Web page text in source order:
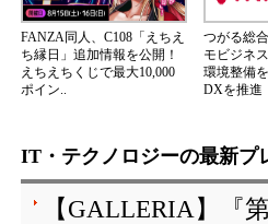
FANZA同人、C108「えちえ
ち縁日」追加情報を公開！
えちえちくじで最大10,000
ポイン..
つがる総
モビジネ
環境整備
DXを推進
IT・テクノロジーの最新プ
【GALLERIA】『